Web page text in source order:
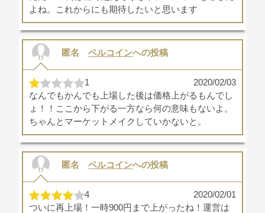
よね。これからにも期待したいと思います
匿名 ベルコインへの投稿
2020/02/03
1
なんでもかんでも上場した後は価格上がるもんでし
ょ！！ここから下がる一方なら何の意味もないよ。
ちゃんとマーケットメイクしていかないと。
匿名 ベルコインへの投稿
2020/02/01
4
ついに再上場！一時900円まで上がったね！運営は